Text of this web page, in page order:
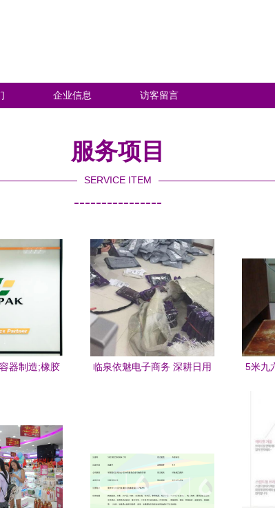
企业信息 访客留言
服务项目
SERVICE ITEM
----------------
器制造;橡胶
临泉依魅电子商务 深耕日用
5米九